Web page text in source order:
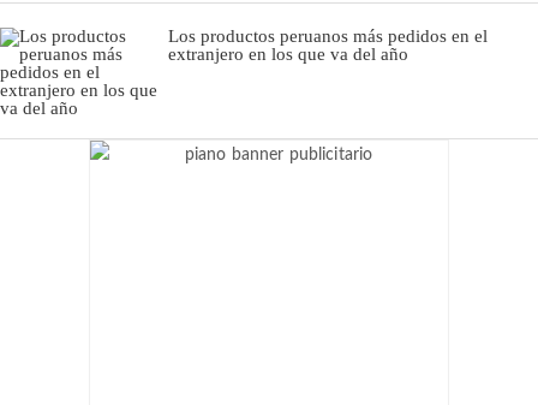
Los productos peruanos más pedidos en el
extranjero en los que va del año